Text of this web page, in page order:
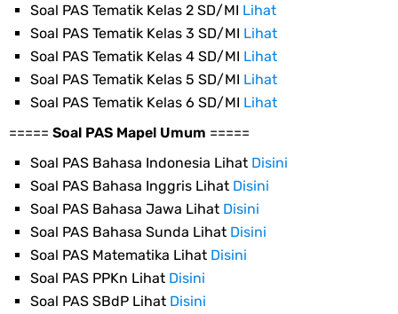
Soal PAS Tematik Kelas 2 SD/MI Lihat
Soal PAS Tematik Kelas 3 SD/MI Lihat
Soal PAS Tematik Kelas 4 SD/MI Lihat
Soal PAS Tematik Kelas 5 SD/MI Lihat
Soal PAS Tematik Kelas 6 SD/MI Lihat
===== Soal PAS Mapel Umum =====
Soal PAS Bahasa Indonesia Lihat Disini
Soal PAS Bahasa Inggris Lihat Disini
Soal PAS Bahasa Jawa Lihat Disini
Soal PAS Bahasa Sunda Lihat Disini
Soal PAS Matematika Lihat Disini
Soal PAS PPKn Lihat Disini
Soal PAS SBdP Lihat Disini